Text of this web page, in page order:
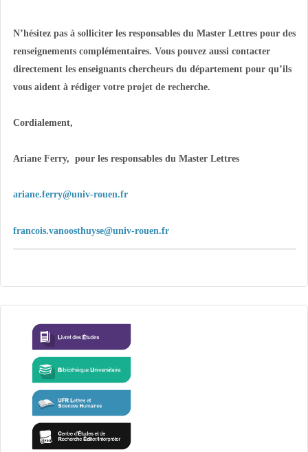
N’hésitez pas à solliciter les responsables du Master Lettres pour des
renseignements complémentaires. Vous pouvez aussi contacter
directement les enseignants chercheurs du département pour qu’ils
vous aident à rédiger votre projet de recherche.
Cordialement,
Ariane Ferry, pour les responsables du Master Lettres
ariane.ferry@univ-rouen.fr
francois.vanoosthuyse@univ-rouen.fr